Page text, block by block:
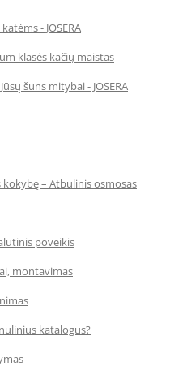
- JOSERA
klasės kačių maistas
šuns mitybai - JOSERA
– Atbulinis osmosas
poveikis
montavimas
katalogus?